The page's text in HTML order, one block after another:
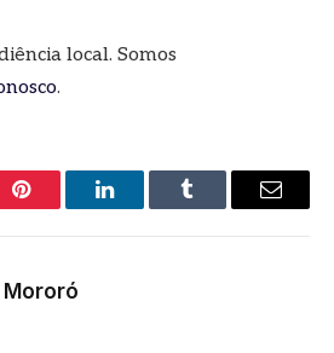
local. Somos
.
Pinterest LinkedInTumblr
E-
Mororó